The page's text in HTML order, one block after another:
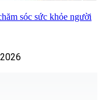
sóc sức khỏe người